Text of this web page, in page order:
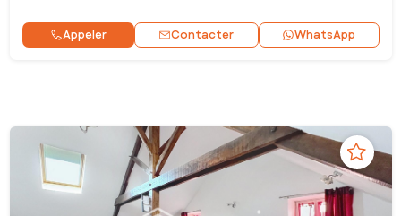
Appeler Contacter WhatsApp